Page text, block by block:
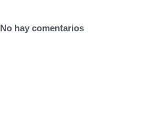
No hay comentarios